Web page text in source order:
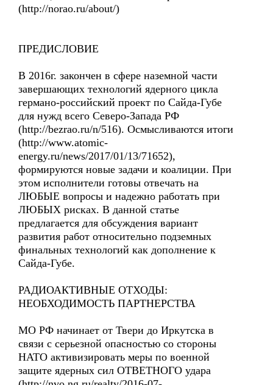
(http://norao.ru/about/)
ПРЕДИСЛОВИЕ
В 2016г. закончен в сфере наземной части
завершающих технологий ядерного цикла
германо-российский проект по Сайда-Губе
для нужд всего Северо-Запада РФ
(http://bezrao.ru/n/516). Осмысливаются итоги
(http://www.atomic-
energy.ru/news/2017/01/13/71652),
формируются новые задачи и коалиции. При
этом исполнители готовы отвечать на
ЛЮБЫЕ вопросы и надежно работать при
ЛЮБЫХ рисках. В данной статье
предлагается для обсуждения вариант
развития работ относительно подземных
финальных технологий как дополнение к
Сайда-Губе.
РАДИОАКТИВНЫЕ ОТХОДЫ:
НЕОБХОДИМОСТЬ ПАРТНЕРСТВА
МО РФ начинает от Твери до Иркутска в
связи с серьезной опасностью со стороны
НАТО активизировать меры по военной
защите ядерных сил ОТВЕТНОГО удара